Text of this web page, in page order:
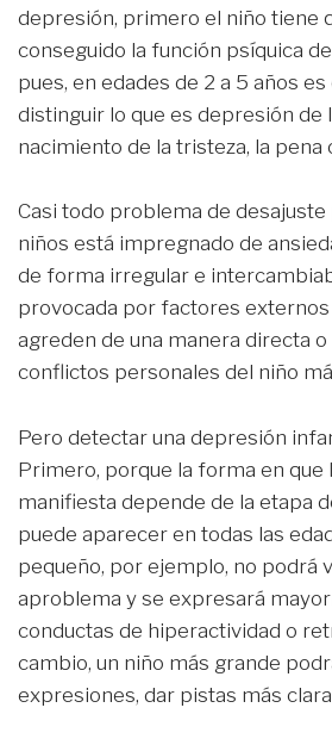
depresión, primero el niño tiene
conseguido la función psíquica
pues, en edades de 2 a 5 años
distinguir lo que es depresión de
nacimiento de la tristeza, la pena
Casi todo problema de desajuste
niños está impregnado de
de forma irregular e
provocada por factores externos
agreden de una manera directa o
conflictos personales del niño
Pero detectar una depresión
Primero, porque la forma en que
manifiesta depende de la etapa
puede aparecer en todas las
pequeño, por ejemplo, no podrá
aproblema y se expresará
conductas de hiperactividad o
cambio, un niño más grande
expresiones, dar pistas más